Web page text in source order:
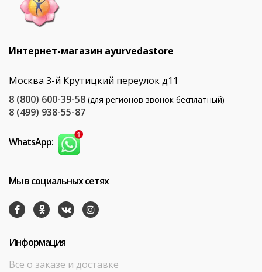
Интернет-магазин ayurvedastore
Москва 3-й Крутицкий переулок д11
8 (800) 600-39-58 (для регионов звонок бесплатный)
8 (499) 938-55-87
WhatsApp:
Мы в социальных сетях
Информация
Все о заказе и доставке